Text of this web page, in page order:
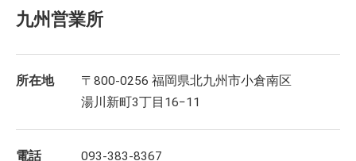
九州営業所
所在地
〒800-0256 福岡県北九州市小倉南区
湯川新町3丁目16−11
電話 093-383-8367